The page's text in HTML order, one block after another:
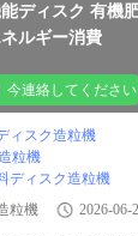
ディスク 有機
ルギー消費
今連絡してください
ィスク造粒機
粒機
ディスク造粒機
粒機
2026-06-